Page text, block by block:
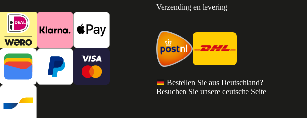
Verzending en levering
Bestellen Sie aus Deutschland?
Besuchen Sie unsere deutsche Seite